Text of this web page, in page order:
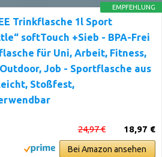
EMPFEHLUNG
Trinkflasche 1l Sport
softTouch +Sieb - BPA-Frei
für Uni, Arbeit, Fitness,
Job - Sportflasche aus
Stoßfest,
18,97 €
24,97 €
Bei Amazon ansehen